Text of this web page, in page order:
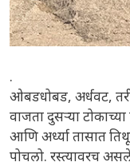
.
ओबडधोबड, अर्धवट,
वाजता दुसऱ्या
आणि अर्ध्या तासात
पोचलो. रस्त्यावरच